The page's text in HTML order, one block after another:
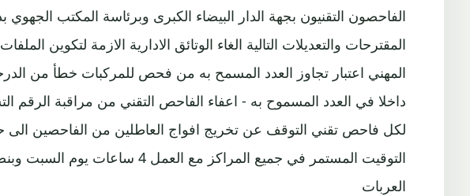
الفاحصون التقنيون بجهة الدار البيضاء الكبرى وبرئاسة المكتب
المقترحات والتعديلات التالية الغاء الوتائق الادارية الازمة لتكوين
المهني اعتبار تجاوز العدد المسمح به من فحص للمركبات خطأ من
داخلا في العدد المسموح به - اعفاء الفاحص التقني من مراقبة الرقم
لكل فاحص تقني التوقف عن تخريج افواج العاطلين من الفاحصين الى
التوقيت المستمر في جميع المراكز مع
العربات